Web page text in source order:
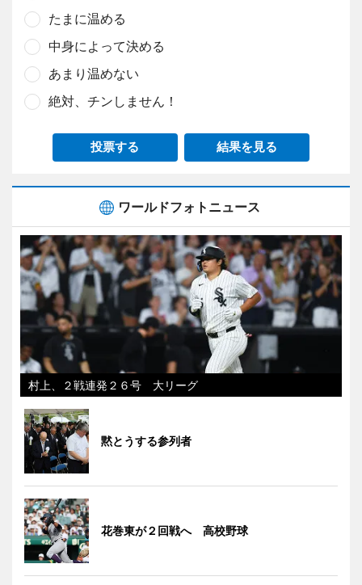
たまに温める
中身によって決める
あまり温めない
絶対、チンしません！
投票する 結果を見る
ワールドフォトニュース
村上、２戦連発２６号 大リーグ
黙とうする参列者
花巻東が２回戦へ 高校野球